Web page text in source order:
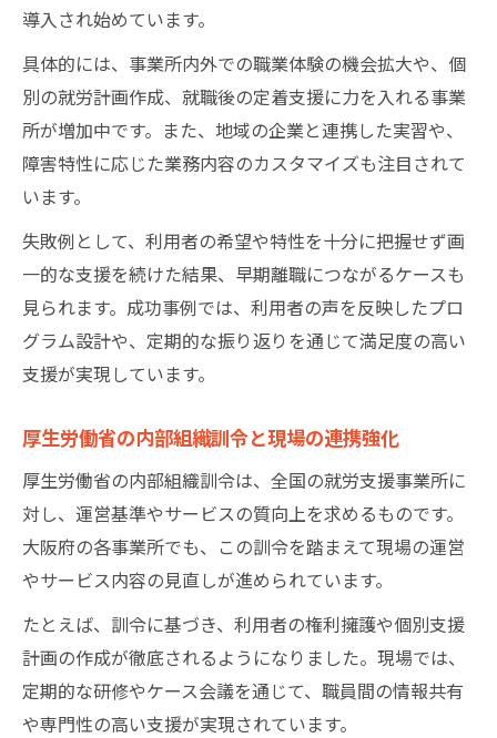
導入され始めています。
具体的には、事業所内外での職業体験の機会拡大や、個
別の就労計画作成、就職後の定着支援に力を入れる事業
所が増加中です。また、地域の企業と連携した実習や、
障害特性に応じた業務内容のカスタマイズも注目されて
います。
失敗例として、利用者の希望や特性を十分に把握せず画
一的な支援を続けた結果、早期離職につながるケースも
見られます。成功事例では、利用者の声を反映したプロ
グラム設計や、定期的な振り返りを通じて満足度の高い
支援が実現しています。
厚生労働省の内部組織訓令と現場の連携強化
厚生労働省の内部組織訓令は、全国の就労支援事業所に
対し、運営基準やサービスの質向上を求めるものです。
大阪府の各事業所でも、この訓令を踏まえて現場の運営
やサービス内容の見直しが進められています。
たとえば、訓令に基づき、利用者の権利擁護や個別支援
計画の作成が徹底されるようになりました。現場では、
定期的な研修やケース会議を通じて、職員間の情報共有
や専門性の高い支援が実現されています。